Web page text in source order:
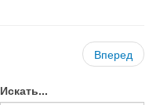
Вперед
Искать...